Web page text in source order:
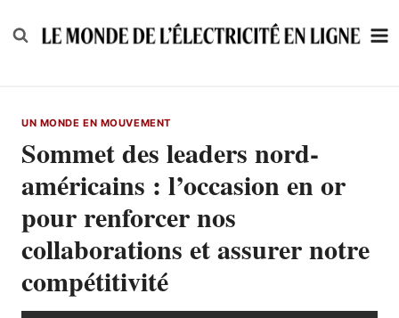
to
UN MONDE EN MOUVEMENT
Sommet des leaders nord-
américains : l’occasion en or
pour renforcer nos
collaborations et assurer notre
compétitivité